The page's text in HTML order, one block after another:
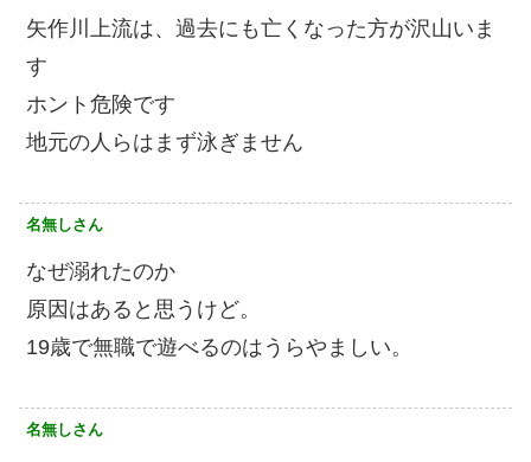
矢作川上流は、過去にも亡くなった方が沢山いま
す
ホント危険です
地元の人らはまず泳ぎません
名無しさん
なぜ溺れたのか
原因はあると思うけど。
19歳で無職で遊べるのはうらやましい。
名無しさん